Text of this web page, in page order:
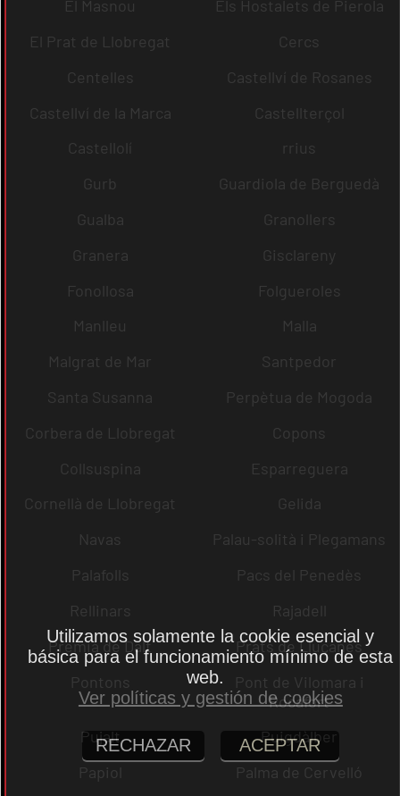
El Masnou
Els Hostalets de Pierola
El Prat de Llobregat
Cercs
Centelles
Castellví de Rosanes
Castellví de la Marca
Castellterçol
Castellolí
rrius
Gurb
Guardiola de Berguedà
Gualba
Granollers
Granera
Gisclareny
Fonollosa
Folgueroles
Manlleu
Malla
Malgrat de Mar
Santpedor
Santa Susanna
Perpètua de Mogoda
Corbera de Llobregat
Copons
Collsuspina
Esparreguera
Cornellà de Llobregat
Gelida
Navas
Palau-solità i Plegamans
Palafolls
Pacs del Penedès
Rellinars
Rajadell
Premià de Dalt
Prats de Lluçanès
Pontons
Pont de Vilomara i
Rocafort
Pujalt
Puigdàlber
Papiol
Palma de Cervelló
Utilizamos solamente la cookie esencial y
básica para el funcionamiento mínimo de esta
web.
Ver políticas y gestión de cookies
RECHAZAR ACEPTAR